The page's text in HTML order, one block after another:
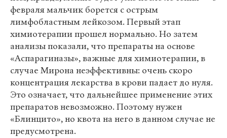
февраля мальчик борется с острым
лимфобластным лейкозом. Первый этап
химиотерапии прошел нормально. Но затем
анализы показали, что препараты на основе
«Аспарагиназы», важные для химиотерапии, в
случае Мирона неэффективны: очень скоро
концентрация лекарства в крови падает до нуля.
Это означает, что дальнейшее применение этих
препаратов невозможно. Поэтому нужен
«Блинцито», но квота на него в данном случае не
предусмотрена.